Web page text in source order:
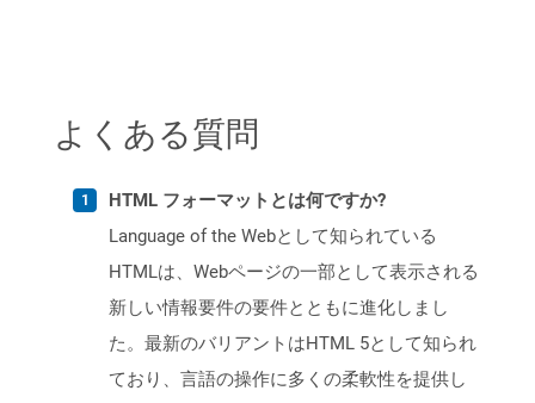
よくある質問
HTML フォーマットとは何ですか?
Language of the Webとして知られている
HTMLは、Webページの一部として表示される
新しい情報要件の要件とともに進化しまし
た。最新のバリアントはHTML 5として知られ
ており、言語の操作に多くの柔軟性を提供し